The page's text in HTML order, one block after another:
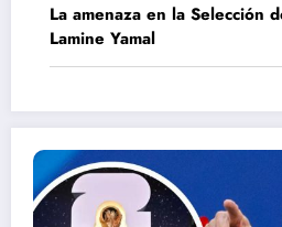
La amenaza en la Selección
Lamine Yamal